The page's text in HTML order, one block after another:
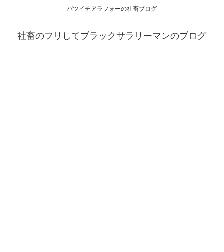
バツイチアラフォーの社畜ブログ
社畜のフリしてブラックサラリーマンのブログ